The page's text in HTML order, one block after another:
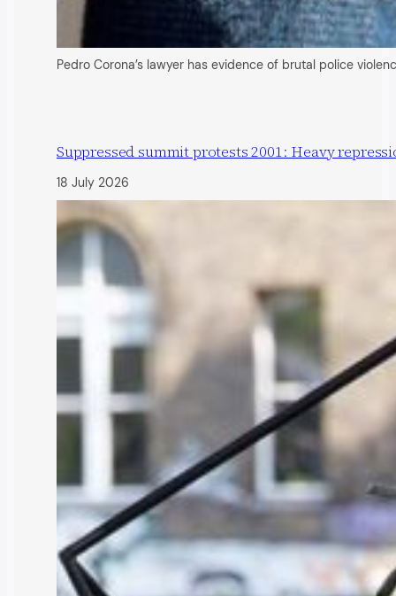
Pedro Corona’s lawyer has evidence of brutal police
Suppressed summit protests 2001: Heavy
18 July 2026